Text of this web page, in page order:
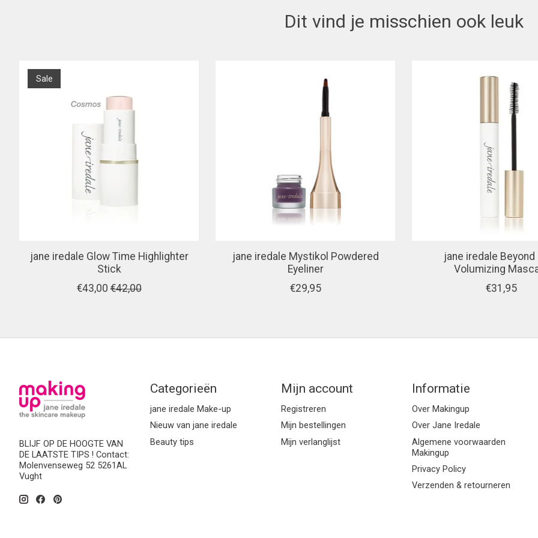
Dit vind je misschien ook leuk
Items van productcarrousel
Sale
jane iredale Glow Time Highlighter
Stick
€43,00 €42,00
jane iredale Mystikol Powdered
Eyeliner
€29,95
jane iredale Beyond
Volumizing
€31,95
BLIJF OP DE HOOGTE VAN
DE LAATSTE TIPS ! Contact:
Molenvenseweg 52 5261AL
Vught
Categorieën
jane iredale Make-up
Nieuw van jane iredale
Beauty tips
Mijn account
Registreren
Mijn bestellingen
Mijn verlanglijst
Informatie
Over Makingup
Over Jane Iredale
Algemene voorwaarden
Makingup
Privacy Policy
Verzenden & retourneren